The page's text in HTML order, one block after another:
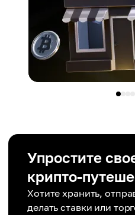
Упростите
крипто-
Хотите хранить,
делать ставки или